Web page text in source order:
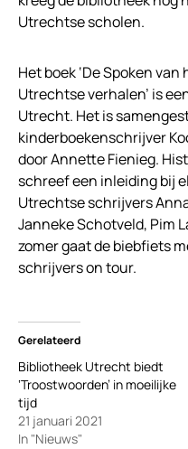
Utrechtse scholen.
Het boek ‘De Spoken
Utrechtse verhalen’ is
Utrecht. Het is
kinderboekenschrijver
door Annette Fienieg.
schreef een inleiding bij
Utrechtse schrijvers
Janneke Schotveld, Pim
zomer gaat de biebfiets
schrijvers on tour.
Gerelateerd
Bibliotheek Utrecht biedt
‘Troostwoorden’ in moeilijke
tijd
21 januari 2021
In "Nieuws"